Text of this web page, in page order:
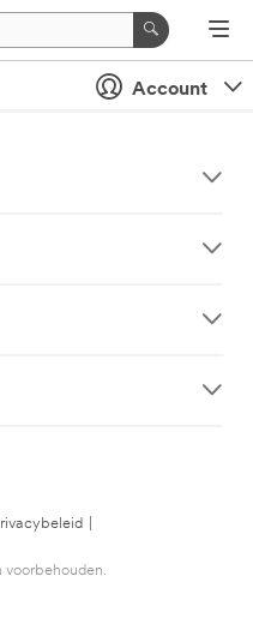
Account